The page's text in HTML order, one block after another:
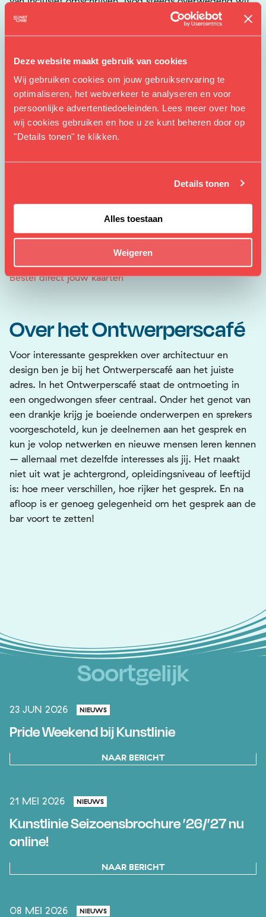
Deze website maakt gebruik van cookies
Wij gebruiken cookies om jouw gebruikservaring te
optimaliseren, het webverkeer te analyseren en voor
persoonlijke advertentiedoeleinden. Lees meer over hoe
wij cookies gebruiken en hoe u ze kunt beheren door op
"Details tonen" te klikken.
Details tonen
Alles toestaan
Weigeren
en man. Voor die witte mannen moet er zeker plaats
blijven, maar een diverser werkveld kan een enorme
ontwerpwereld zelf als haar eindgebruikers.
Studentenkorting
voor slechts €5,- p.p naar het Ontwerperscafé X
Ontwerperscafé X Windesheim
Zondag 18 juni van 16.00 tot 18.00 uur
Bestel direct jouw kaarten
Over het Ontwerperscafé
Voor interessante gesprekken over architectuur en
design ben je bij het Ontwerperscafé aan het juiste
adres. In het Ontwerperscafé staat de ontmoeting in
een ongedwongen sfeer centraal. Onder het genot van
een drankje krijg je boeiende onderwerpen en sprekers
voorgeschoteld, kun je deelnemen aan het gesprek en
kun je volop netwerken en nieuwe mensen leren kennen
– allemaal met dezelfde interesses als jij. Het maakt
niet uit wat je achtergrond, opleidingsniveau of leeftijd
is: hoe meer verschillen, hoe rijker het gesprek. En na
afloop is er genoeg gelegenheid om het gesprek aan de
bar voort te zetten!
Soortgelijk
23 JUN 2026 NIEUWS
Pride Weekend bij Kunstlinie
NAAR BERICHT
21 MEI 2026 NIEUWS
Kunstlinie Seizoensbrochure ’26/’27 nu
online!
NAAR BERICHT
08 MEI 2026 NIEUWS